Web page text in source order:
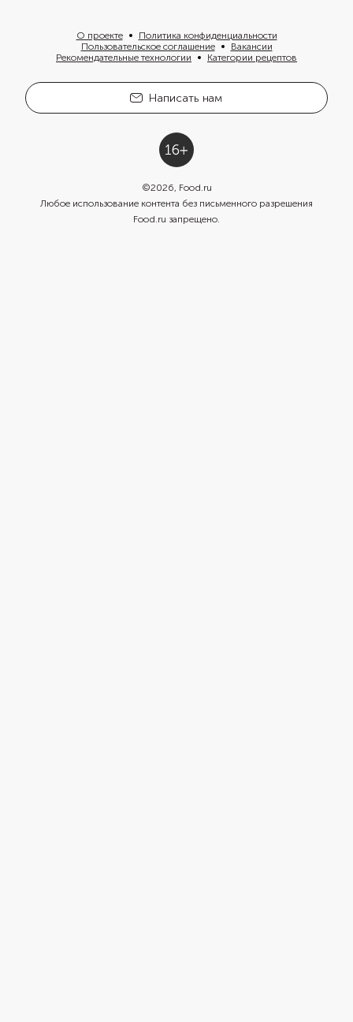
О проекте
Политика конфиденциальности
Пользовательское соглашение
Вакансии
Рекомендательные технологии
Категории рецептов
Написать нам
©2026, Food.ru
Любое использование контента без письменного разрешения
Food.ru запрещено.